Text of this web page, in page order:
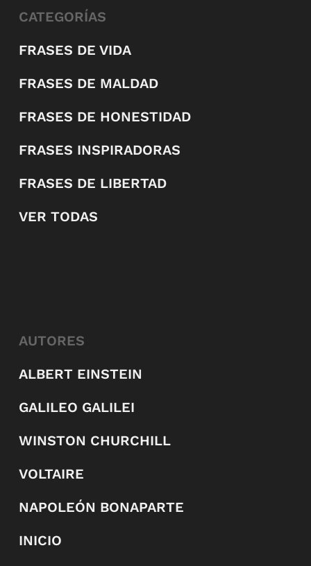
CATEGORÍAS
FRASES DE VIDA
FRASES DE MALDAD
FRASES DE HONESTIDAD
FRASES INSPIRADORAS
FRASES DE LIBERTAD
VER TODAS
AUTORES
ALBERT EINSTEIN
GALILEO GALILEI
WINSTON CHURCHILL
VOLTAIRE
NAPOLEÓN BONAPARTE
INICIO